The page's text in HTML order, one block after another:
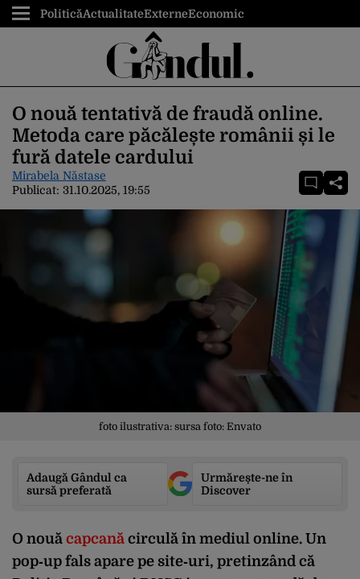
PoliticăActualitateExterneEconomic
O nouă tentativă de fraudă online.
Metoda care păcălește românii și le
fură datele cardului
Mirabela Năstase
Publicat: 31.10.2025, 19:55
foto ilustrativa: sursa foto: Envato
Adaugă Gândul ca
sursă preferată
Urmărește-ne în
Discover
O nouă capcană circulă în mediul online. Un
pop‑up fals apare pe site‑uri, pretinzând că